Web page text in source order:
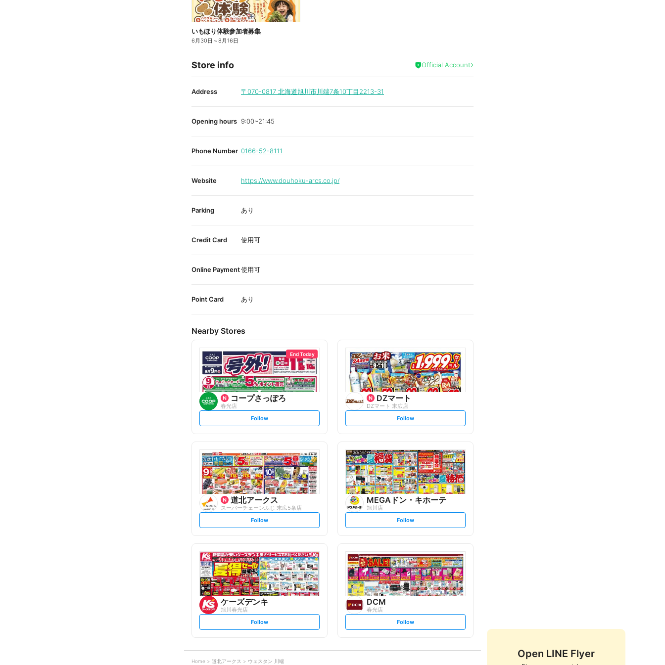
いもほり体験参加者募集
6月30日 ～8月16日
Store info Official Account
Address 〒070-0817 北海道旭川市川端7条10丁目2213-31
Opening hours 9:00~21:45
Phone Number 0166-52-8111
Website https://www.douhoku-arcs.co.jp/
Parking あり
Credit Card 使用可
Online Payment使用可
Point Card あり
Nearby Stores
End Today
コープさっぽろ
春光店
s
t
o
w
Follow
DZマート
DZマート 末広店
s
t
l
o
w
Follow
道北アークス
スーパーチェーンふじ 末広5条店
s
t
l
o
w
Follow
MEGAドン・キホーテ
旭川店
s
t
o
w
Follow
ケーズデンキ
旭川春光店
s
t
o
Follow
DCM
春光店
s
t
Follow
Open LINE Flyer
Home 道北アークス ウェスタン 川端